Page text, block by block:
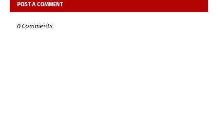
POST A COMMENT
0 Comments